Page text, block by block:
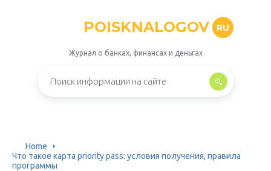
POISKNALOGOV RU
Журнал о банках, финансах и деньгах
Home
Что такое карта priority pass: условия получения, правила
программы